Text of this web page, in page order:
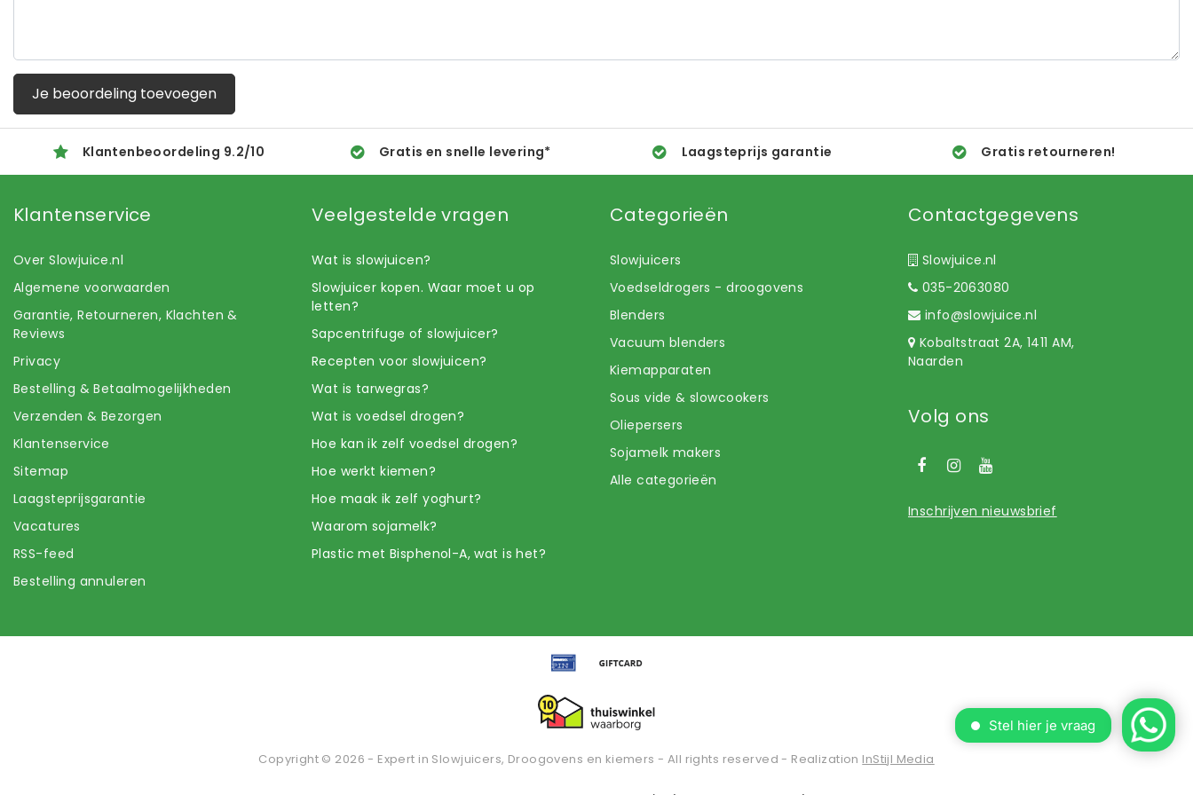
Je beoordeling toevoegen
Klantenbeoordeling 9.2/10 Gratis en snelle levering* Laagsteprijs garantie Gratis retourneren!
Klantenservice
Over Slowjuice.nl
Algemene voorwaarden
Garantie, Retourneren, Klachten &
Reviews
Privacy
Bestelling & Betaalmogelijkheden
Verzenden & Bezorgen
Klantenservice
Sitemap
Laagsteprijsgarantie
Vacatures
RSS-feed
Bestelling annuleren
Veelgestelde vragen
Wat is slowjuicen?
Slowjuicer kopen. Waar moet u op
letten?
Sapcentrifuge of slowjuicer?
Recepten voor slowjuicen?
Wat is tarwegras?
Wat is voedsel drogen?
Hoe kan ik zelf voedsel drogen?
Hoe werkt kiemen?
Hoe maak ik zelf yoghurt?
Waarom sojamelk?
Plastic met Bisphenol-A, wat is het?
Categorieën
Slowjuicers
Voedseldrogers - droogovens
Blenders
Vacuum blenders
Kiemapparaten
Sous vide & slowcookers
Oliepersers
Sojamelk makers
Alle categorieën
Contactgegevens
Slowjuice.nl
035-2063080
info@slowjuice.nl
Kobaltstraat 2A, 1411 AM,
Naarden
Volg ons
Inschrijven nieuwsbrief
Copyright © 2026 - Expert in Slowjuicers, Droogovens en kiemers - All rights reserved - Realization InStijl Media